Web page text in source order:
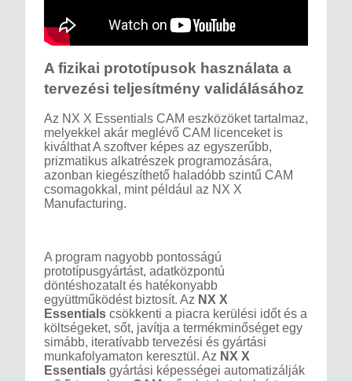
A fizikai prototípusok használata a
tervezési teljesítmény validálásához
Az NX X Essentials CAM eszközöket tartalmaz,
melyekkel akár meglévő CAM licenceket is
kiválthat A szoftver képes az egyszerűbb,
prizmatikus alkatrészek programozására,
azonban kiegészíthető haladóbb szintű CAM
csomagokkal, mint például az NX X
Manufacturing.
A program nagyobb pontosságú
prototípusgyártást, adatközpontú
döntéshozatalt és hatékonyabb
együttműködést biztosít. Az NX X
Essentials csökkenti a piacra kerülési időt és a
költségeket, sőt, javítja a termékminőséget egy
simább, iteratívabb tervezési és gyártási
munkafolyamaton keresztül. Az NX X
Essentials gyártási képességei automatizálják